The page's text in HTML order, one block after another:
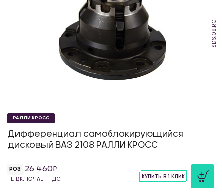
SDS.08.RC
РАЛЛИ КРОСС
Дифференциал самоблокирующийся
дисковый ВАЗ 2108 РАЛЛИ КРОСС
РОЗ 26 460
НЕ ВКЛЮЧАЕТ НДС
КУПИТЬ В 1 КЛИК